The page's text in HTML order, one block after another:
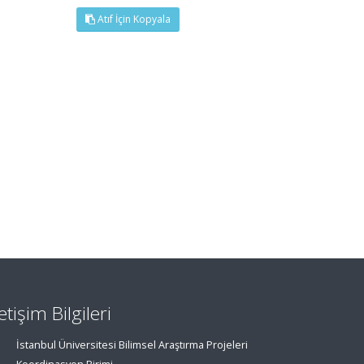
Atıf İçin Kopyala
Bilgileri
İstanbul Üniversitesi Bilimsel Araştırma Projeleri